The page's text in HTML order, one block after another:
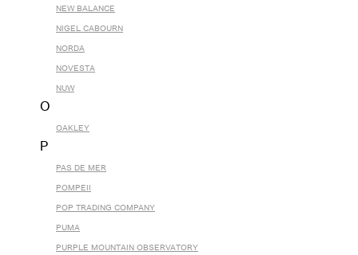
NEW BALANCE
NIGEL CABOURN
NORDA
NOVESTA
NUW
O
OAKLEY
P
PAS DE MER
POMPEII
POP TRADING COMPANY
PUMA
PURPLE MOUNTAIN OBSERVATORY